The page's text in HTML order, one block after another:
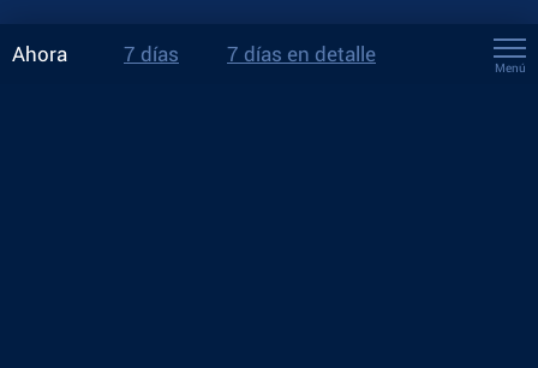
Ahora 7 días 7 días en detalle
Menú